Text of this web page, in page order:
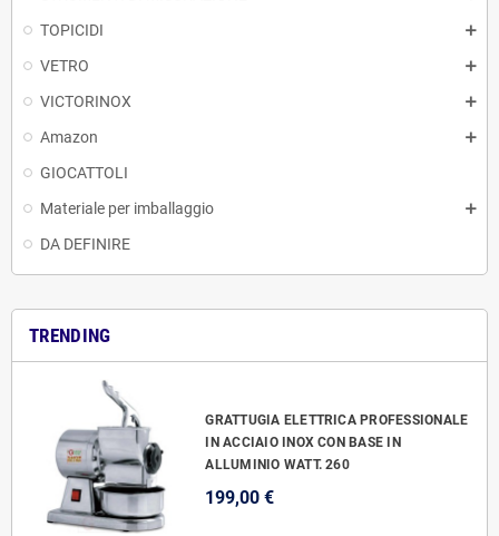
TOPICIDI
VETRO
VICTORINOX
Amazon
GIOCATTOLI
Materiale per imballaggio
DA DEFINIRE
TRENDING
GRATTUGIA ELETTRICA PROFESSIONALE
IN ACCIAIO INOX CON BASE IN
ALLUMINIO WATT. 260
199,00 €